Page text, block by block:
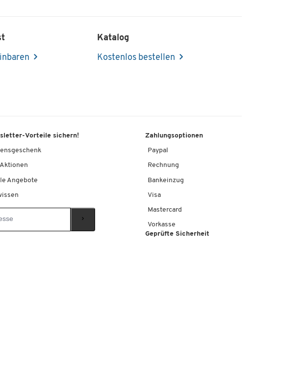
Katalog
Kostenlos bestellen
Vorteile sichern!
Angebote
Zahlungsoptionen
Paypal
Rechnung
Bankeinzug
Visa
Mastercard
Vorkasse
Geprüfte Sicherheit